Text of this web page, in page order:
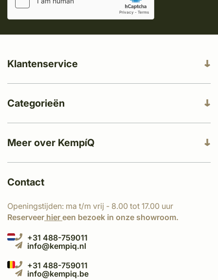
Meer over KempíQ
Klantenservice
Categorieën
Contact
Openingstijden: ma t/m vrij - 8.00 tot 17.00 uur
Reserveer hier een bezoek in onze showroom.
+31 488-759011
info@kempiq.nl
+31 488-759011
info@kempiq.be